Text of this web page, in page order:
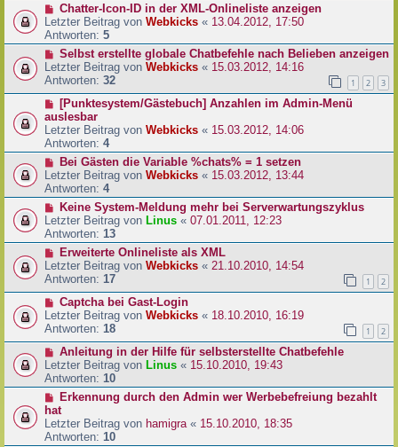
Chatter-Icon-ID in der XML-Onlineliste anzeigen
Letzter Beitrag von Webkicks « 13.04.2012, 17:50
Antworten: 5
Selbst erstellte globale Chatbefehle nach Belieben anzeigen
Letzter Beitrag von Webkicks « 15.03.2012, 14:16
Antworten: 32 1 2 3
[Punktesystem/Gästebuch] Anzahlen im Admin-Menü
auslesbar
Letzter Beitrag von Webkicks « 15.03.2012, 14:06
Antworten: 4
Bei Gästen die Variable %chats% = 1 setzen
Letzter Beitrag von Webkicks « 15.03.2012, 13:44
Antworten: 4
Keine System-Meldung mehr bei Serverwartungszyklus
Letzter Beitrag von Linus « 07.01.2011, 12:23
Antworten: 13
Erweiterte Onlineliste als XML
Letzter Beitrag von Webkicks « 21.10.2010, 14:54
Antworten: 17 1 2
Captcha bei Gast-Login
Letzter Beitrag von Webkicks « 18.10.2010, 16:19
Antworten: 18 1 2
Anleitung in der Hilfe für selbsterstellte Chatbefehle
Letzter Beitrag von Linus « 15.10.2010, 19:43
Antworten: 10
Erkennung durch den Admin wer Werbebefreiung bezahlt
hat
Letzter Beitrag von hamigra « 15.10.2010, 18:35
Antworten: 10